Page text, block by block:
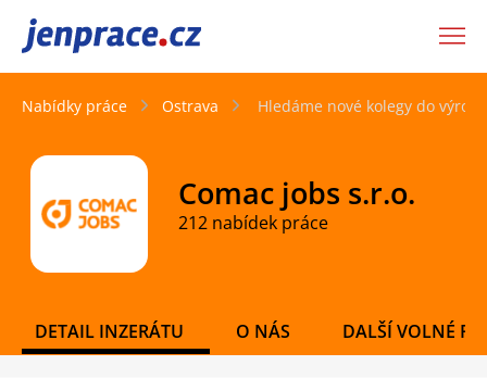
JenPráce.cz
Nabídky práce Ostrava Hledáme nové kolegy do
Comac jobs s.r.o.
212 nabídek práce
DETAIL INZERÁTU O NÁS DALŠÍ VOLNÉ